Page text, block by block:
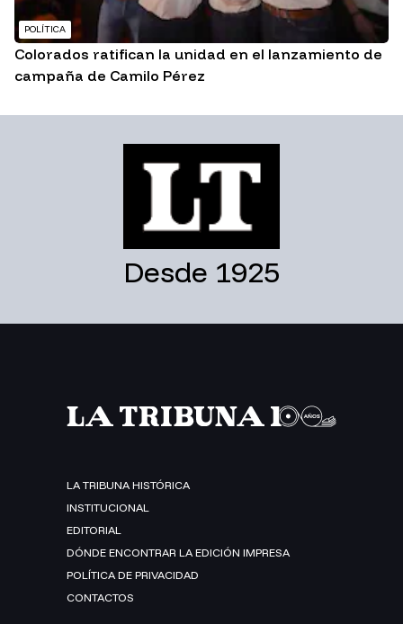
POLÍTICA
Colorados ratifican la unidad en el lanzamiento de
campaña de Camilo Pérez
Desde 1925
LA TRIBUNA HISTÓRICA
INSTITUCIONAL
EDITORIAL
DÓNDE ENCONTRAR LA EDICIÓN IMPRESA
POLÍTICA DE PRIVACIDAD
CONTACTOS